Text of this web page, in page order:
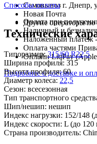
Самовывоз г. Днепр,
Новая Почта
Другие операторы по
Способы оплаты
Оплата при
Наличный и
Наложенный платеж -
Оплата частями
Онлайн LiqPay
Подробнее о доставке и
Технические
Типоразмер:315/60 R22,5
Ширина профиля: 315
Высота профиля:60
Диаметр колеса: 22,5
Сезон: всесезонная
Тип транспортного
Шип/нешип: нешип
Индекс нагрузки: 152/148
Индекс скорости: L (до 120
Страна производитель: